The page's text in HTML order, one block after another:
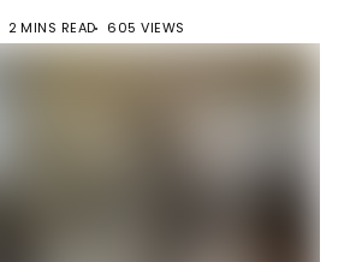
2 MINS READ 605 VIEWS